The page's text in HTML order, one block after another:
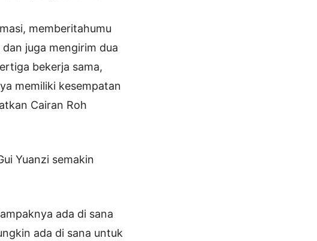
memberitahumu
juga mengirim dua
bekerja sama,
memiliki kesempatan
Cairan Roh
Yuanzi semakin
ada di sana
ada di sana untuk